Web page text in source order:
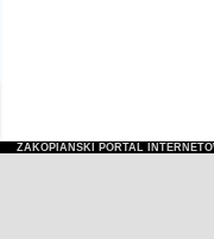
ZAKOPIAŃSKI PORTAL